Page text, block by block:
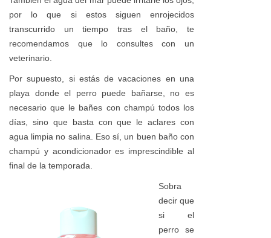
por lo que si estos siguen enrojecidos
transcurrido un tiempo tras el baño, te
recomendamos que lo consultes con un
veterinario.
Por supuesto, si estás de vacaciones en una
playa donde el perro puede bañarse, no es
necesario que le bañes con champú todos los
días, sino que basta con que le aclares con
agua limpia no salina. Eso sí, un buen baño con
champú y acondicionador es imprescindible al
final de la temporada.
Sobra
decir que
si el
perro se